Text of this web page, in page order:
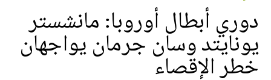
دوري أبطال أوروبا: مانشستر
يونايتد وسان جرمان يواجهان
خطر الإقصاء